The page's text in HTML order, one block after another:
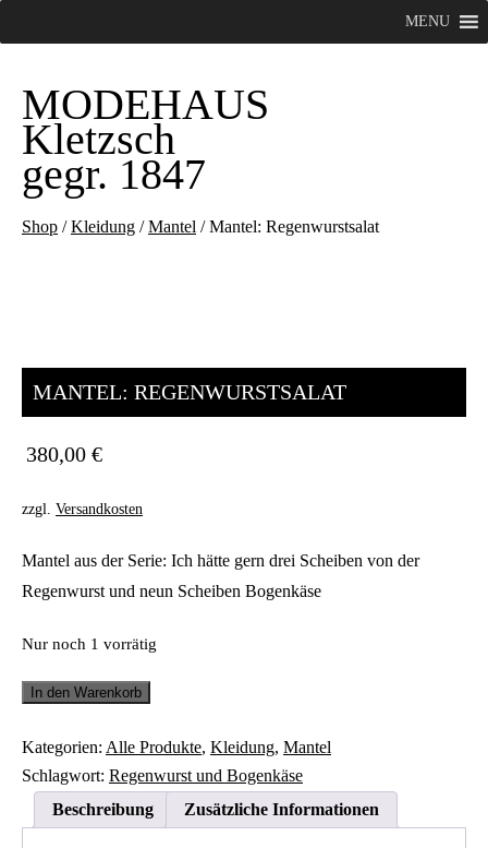
MODEHAUS
Kletzsch
gegr. 1847
MENU
Shop /Kleidung /Mantel / Mantel: Regenwurstsalat
MANTEL: REGENWURSTSALAT
380,00 €
zzgl. Versandkosten
Mantel aus der Serie: Ich hätte gern drei Scheiben von der
Regenwurst und neun Scheiben Bogenkäse
Nur noch 1 vorrätig
Mantel:
Regenwurstsalat
In den Warenkorb
Kategorien: Alle Produkte, Kleidung, Mantel
Schlagwort: Regenwurst und Bogenkäse
Beschreibung
Zusätzliche Informationen